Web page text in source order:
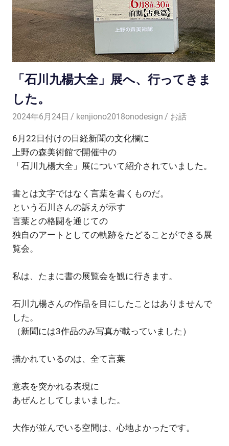
「石川九楊大全」展へ、行ってきま
した。
2024年6月24日 kenjiono2018onodesign お話
6月22日付けの日経新聞の文化欄に
上野の森美術館で開催中の
「石川九楊大全」展について紹介されていました。
書とは文字ではなく言葉を書くものだ。
という石川さんの訴えが示す
言葉との格闘を通じての
独自のアートとしての軌跡をたどることができる展
覧会。
私は、たまに書の展覧会を観に行きます。
石川九楊さんの作品を目にしたことはありませんで
した。
（新聞には3作品のみ写真が載っていました）
描かれているのは、全て言葉
意表を突かれる表現に
あぜんとしてしまいました。
大作が並んでいる空間は、心地よかったです。